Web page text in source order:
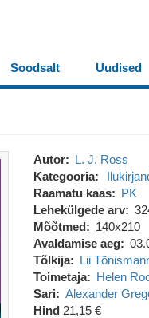
Soodsalt Uudised
Autor
L. J. Ross
Kategooria
Raamatu kaas
PK
Lehekülgede arv
Mõõtmed
140x210
Avaldamise aeg
Tõlkija
Lii
Toimetaja
Helen
Sari
Alexander
Hind 21,15 €